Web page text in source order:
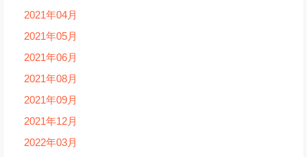
2021年04月
2021年05月
2021年06月
2021年08月
2021年09月
2021年12月
2022年03月